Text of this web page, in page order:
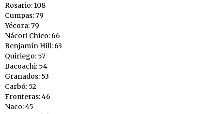
Rosario: 108
Cumpas: 79
Yécora: 79
Nácori Chico: 66
Benjamín Hill: 63
Quiriego: 57
Bacoachi: 54
Granados: 53
Carbó: 52
Fronteras: 46
Naco: 45